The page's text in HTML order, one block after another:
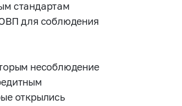
стандартам
для соблюдения
несоблюдение
открылись